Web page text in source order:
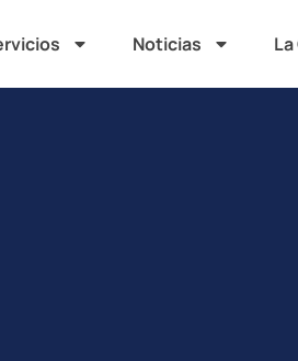
Noticias